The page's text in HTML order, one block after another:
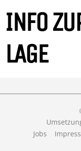
INFO
LAGE
Jobs